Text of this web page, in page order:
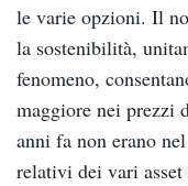
le varie opzioni. Il
la sostenibilità,
fenomeno,
maggiore nei prezzi
anni fa non erano
relativi dei vari